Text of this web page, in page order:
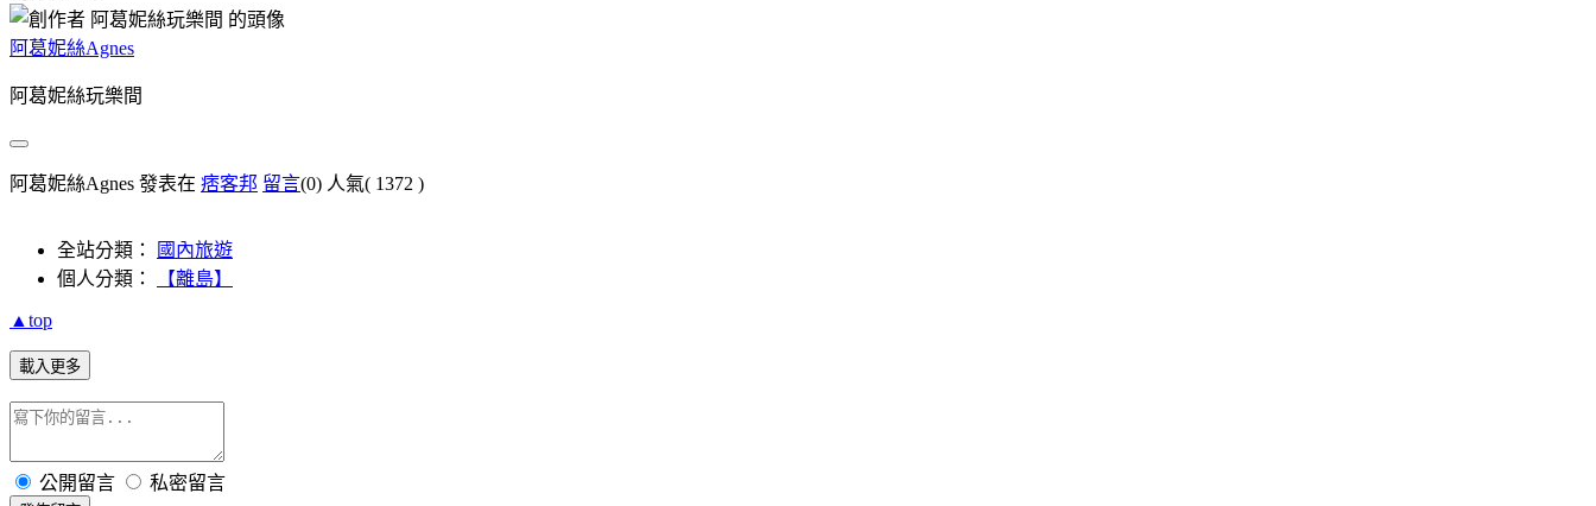
阿葛妮絲Agnes
阿葛妮絲玩樂間
阿葛妮絲Agnes 發表在 痞客邦 留言(0) 人氣( 1372 )
全站分類：
國內旅遊
個人分類：
【離島】
▲top
載入更多
公開留言 私密留言